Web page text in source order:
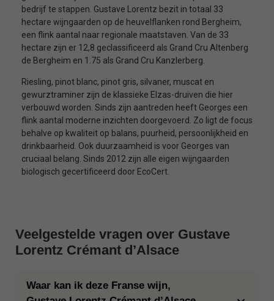
bedrijf te stappen. Gustave Lorentz bezit in totaal 33
hectare wijngaarden op de heuvelflanken rond Bergheim,
een flink aantal naar regionale maatstaven. Van de 33
hectare zijn er 12,8 geclassificeerd als Grand Cru Altenberg
de Bergheim en 1.75 als Grand Cru Kanzlerberg.
Riesling, pinot blanc, pinot gris, silvaner, muscat en
gewurztraminer zijn de klassieke Elzas-druiven die hier
verbouwd worden. Sinds zijn aantreden heeft Georges een
flink aantal moderne inzichten doorgevoerd. Zo ligt de focus
behalve op kwaliteit op balans, puurheid, persoonlijkheid en
drinkbaarheid. Ook duurzaamheid is voor Georges van
cruciaal belang. Sinds 2012 zijn alle eigen wijngaarden
biologisch gecertificeerd door EcoCert.
Veelgestelde vragen over Gustave
Lorentz Crémant d’Alsace
Waar kan ik deze Franse wijn,